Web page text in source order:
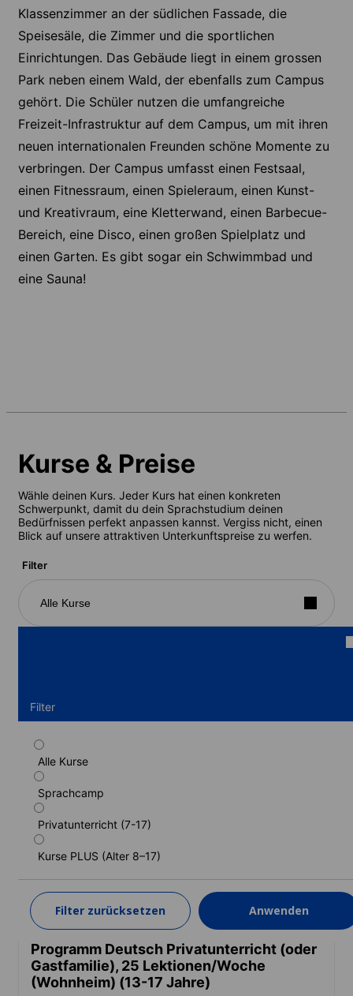
Klassenzimmer an der südlichen Fassade, die
Speisesäle, die Zimmer und die sportlichen
Einrichtungen. Das Gebäude liegt in einem grossen
Park neben einem Wald, der ebenfalls zum Campus
gehört. Die Schüler nutzen die umfangreiche
Freizeit-Infrastruktur auf dem Campus, um mit ihren
neuen internationalen Freunden schöne Momente zu
verbringen. Der Campus umfasst einen Festsaal,
einen Fitnessraum, einen Spieleraum, einen Kunst-
und Kreativraum, eine Kletterwand, einen Barbecue-
Bereich, eine Disco, einen großen Spielplatz und
einen Garten. Es gibt sogar ein Schwimmbad und
eine Sauna!
Kurse & Preise
Wähle deinen Kurs. Jeder Kurs hat einen konkreten
Schwerpunkt, damit du dein Sprachstudium deinen
Bedürfnissen perfekt anpassen kannst. Vergiss nicht, einen
Blick auf unsere attraktiven Unterkunftspreise zu werfen.
Filter
Alle Kurse
Filter
Alle Kurse
Sprachcamp
Privatunterricht (7-17)
Kurse PLUS (Alter 8–17)
Filter zurücksetzen Anwenden
Intensivprogramm Deutsch (oder
Gastfamilie) (Wohnheim) (13-17 Jahre)
Dauer: 2 - 52 Wochen
Lernstufen: Anfänger bis Fortgeschrittene (C1)
2 Wochen ab
Programm Deutsch Privatunterricht (oder
Gastfamilie), 25 Lektionen/Woche
(Wohnheim) (13-17 Jahre)